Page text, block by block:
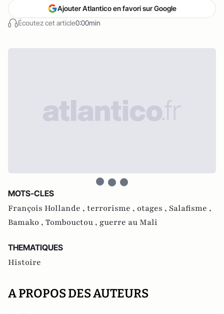
Écoutez cet article0:00min
Ajouter Atlantico en favori sur Google
MOTS-CLES
François Hollande , terrorisme , otages , Salafisme ,
Bamako , Tombouctou , guerre au Mali
THEMATIQUES
Histoire
A PROPOS DES AUTEURS